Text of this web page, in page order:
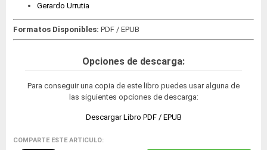
Gerardo Urrutia
Formatos Disponibles: PDF / EPUB
Opciones de descarga:
Para conseguir una copia de este libro puedes usar alguna de
las siguientes opciones de descarga:
Descargar Libro PDF / EPUB
COMPARTE ESTE ARTICULO: